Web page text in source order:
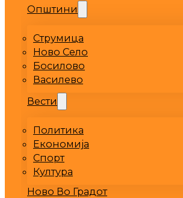
Општини
Струмица
Ново Село
Босилово
Василево
Вести
Политика
Економија
Спорт
Култура
Ново Во Градот